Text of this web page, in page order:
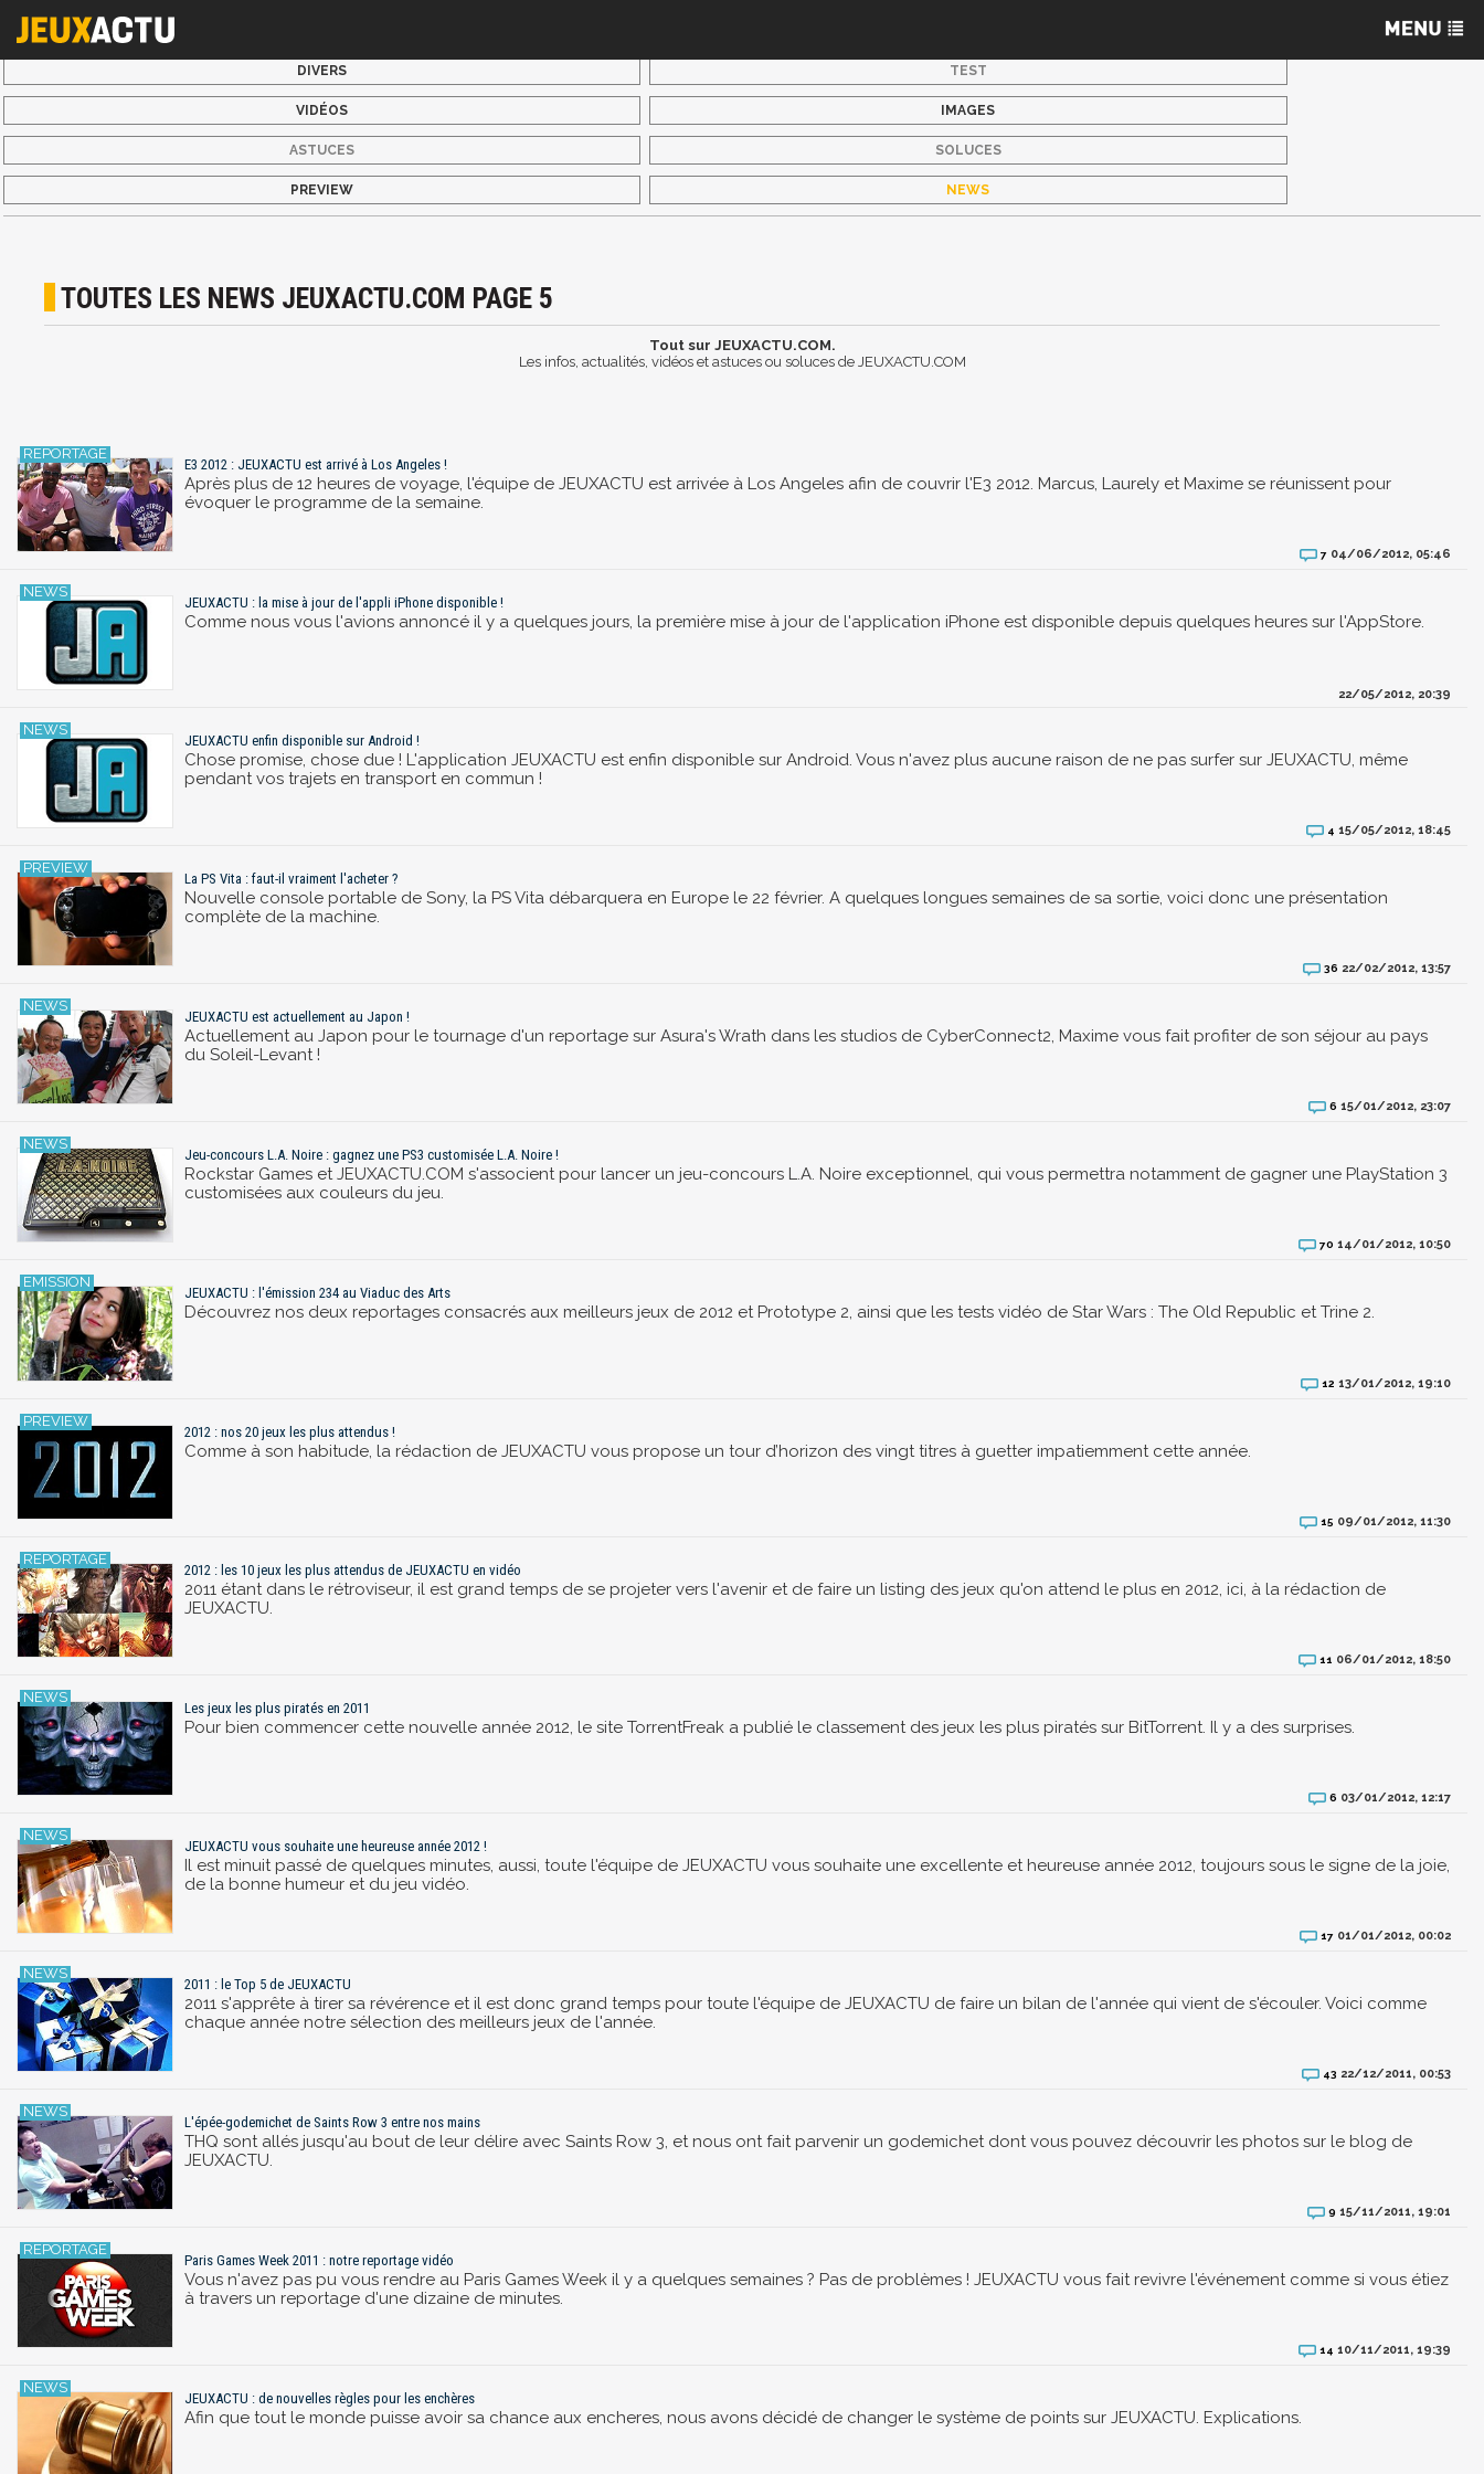
DIVERS TEST
VIDÉOS IMAGES
ASTUCES SOLUCES
PREVIEW NEWS
TOUTES LES NEWS JEUXACTU.COM PAGE 5
Tout sur JEUXACTU.COM.
Les infos, actualités, vidéos et astuces ou soluces de JEUXACTU.COM
E3 2012 : JEUXACTU est arrivé à Los Angeles !
Après plus de 12 heures de voyage, l'équipe de JEUXACTU est arrivée à Los Angeles afin de couvrir l'E3 2012. Marcus, Laurely et Maxime se réunissent pour
évoquer le programme de la semaine.
7 04/06/2012, 05:46
JEUXACTU : la mise à jour de l'appli iPhone disponible !
Comme nous vous l'avions annoncé il y a quelques jours, la première mise à jour de l'application iPhone est disponible depuis quelques heures sur l'AppStore.
22/05/2012, 20:39
JEUXACTU enfin disponible sur Android !
Chose promise, chose due ! L'application JEUXACTU est enfin disponible sur Android. Vous n'avez plus aucune raison de ne pas surfer sur JEUXACTU, même
pendant vos trajets en transport en commun !
4 15/05/2012, 18:45
La PS Vita : faut-il vraiment l'acheter ?
Nouvelle console portable de Sony, la PS Vita débarquera en Europe le 22 février. A quelques longues semaines de sa sortie, voici donc une présentation
complète de la machine.
36 22/02/2012, 13:57
JEUXACTU est actuellement au Japon !
Actuellement au Japon pour le tournage d'un reportage sur Asura's Wrath dans les studios de CyberConnect2, Maxime vous fait profiter de son séjour au pays
du Soleil-Levant !
6 15/01/2012, 23:07
Jeu-concours L.A. Noire : gagnez une PS3 customisée L.A. Noire !
Rockstar Games et JEUXACTU.COM s'associent pour lancer un jeu-concours L.A. Noire exceptionnel, qui vous permettra notamment de gagner une PlayStation 3
customisées aux couleurs du jeu.
70 14/01/2012, 10:50
JEUXACTU : l'émission 234 au Viaduc des Arts
Découvrez nos deux reportages consacrés aux meilleurs jeux de 2012 et Prototype 2, ainsi que les tests vidéo de Star Wars : The Old Republic et Trine 2.
12 13/01/2012, 19:10
2012 : nos 20 jeux les plus attendus !
Comme à son habitude, la rédaction de JEUXACTU vous propose un tour d’horizon des vingt titres à guetter impatiemment cette année.
15 09/01/2012, 11:30
2012 : les 10 jeux les plus attendus de JEUXACTU en vidéo
2011 étant dans le rétroviseur, il est grand temps de se projeter vers l'avenir et de faire un listing des jeux qu'on attend le plus en 2012, ici, à la rédaction de
JEUXACTU.
11 06/01/2012, 18:50
Les jeux les plus piratés en 2011
Pour bien commencer cette nouvelle année 2012, le site TorrentFreak a publié le classement des jeux les plus piratés sur BitTorrent. Il y a des surprises.
6 03/01/2012, 12:17
JEUXACTU vous souhaite une heureuse année 2012 !
Il est minuit passé de quelques minutes, aussi, toute l'équipe de JEUXACTU vous souhaite une excellente et heureuse année 2012, toujours sous le signe de la joie,
de la bonne humeur et du jeu vidéo.
17 01/01/2012, 00:02
2011 : le Top 5 de JEUXACTU
2011 s'apprête à tirer sa révérence et il est donc grand temps pour toute l'équipe de JEUXACTU de faire un bilan de l'année qui vient de s'écouler. Voici comme
chaque année notre sélection des meilleurs jeux de l'année.
43 22/12/2011, 00:53
L'épée-godemichet de Saints Row 3 entre nos mains
THQ sont allés jusqu'au bout de leur délire avec Saints Row 3, et nous ont fait parvenir un godemichet dont vous pouvez découvrir les photos sur le blog de
JEUXACTU.
9 15/11/2011, 19:01
Paris Games Week 2011 : notre reportage vidéo
Vous n'avez pas pu vous rendre au Paris Games Week il y a quelques semaines ? Pas de problèmes ! JEUXACTU vous fait revivre l'événement comme si vous étiez
à travers un reportage d'une dizaine de minutes.
14 10/11/2011, 19:39
JEUXACTU : de nouvelles règles pour les enchères
Afin que tout le monde puisse avoir sa chance aux encheres, nous avons décidé de changer le système de points sur JEUXACTU. Explications.